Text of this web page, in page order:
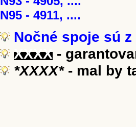
N95 - 4911, ....
Nočné spoje sú z
XXXX -
*XXXX*- mal by